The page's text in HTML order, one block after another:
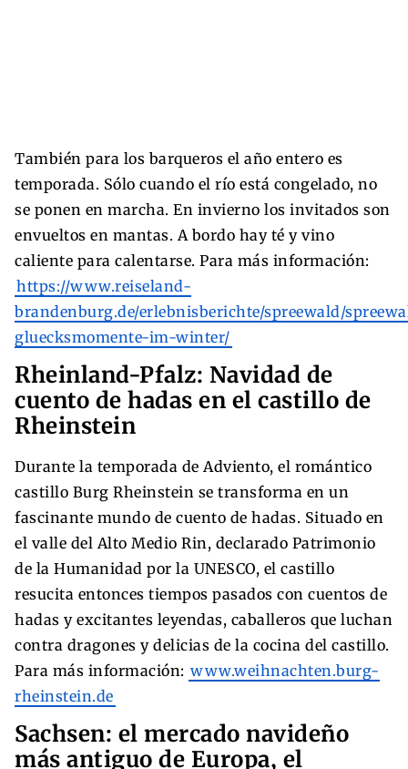
También para los barqueros el año entero es
temporada. Sólo cuando el río está congelado, no
se ponen en marcha. En invierno los invitados son
envueltos en mantas. A bordo hay té y vino
caliente para calentarse. Para más información:
https://www.reiseland-
brandenburg.de/erlebnisberichte/spreewald/
gluecksmomente-im-winter/
Rheinland-Pfalz: Navidad de
cuento de hadas en el castillo de
Rheinstein
Durante la temporada de Adviento, el romántico
castillo Burg Rheinstein se transforma en un
fascinante mundo de cuento de hadas. Situado en
el valle del Alto Medio Rin, declarado Patrimonio
de la Humanidad por la UNESCO, el castillo
resucita entonces tiempos pasados con cuentos de
hadas y excitantes leyendas, caballeros que luchan
contra dragones y delicias de la cocina del castillo.
Para más información: www.weihnachten.burg-
rheinstein.de
Sachsen: el mercado navideño
más antiguo de Europa, el